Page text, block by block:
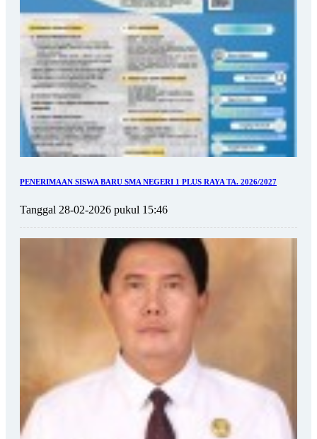
PENERIMAAN SISWA BARU SMA NEGERI 1 PLUS RAYA TA. 2026/2027
Tanggal 28-02-2026 pukul 15:46